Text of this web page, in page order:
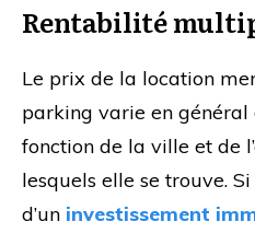
Rentabilité
Le prix de la location
parking varie en
fonction de la ville et de
lesquels elle se trouve.
d’un investissement